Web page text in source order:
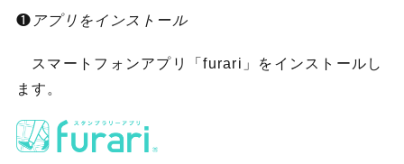
❶ アプリをインストール
スマートフォンアプリ「furari」をインストールし
ます。